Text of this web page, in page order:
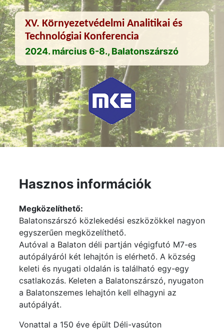
XV. Környezetvédelmi Analitikai és
Technológiai Konferencia
2024. március 6-8., Balatonszárszó
Hasznos információk
Megközelíthető:
Balatonszárszó közlekedési eszközökkel nagyon
egyszerűen megközelíthető.
Autóval a Balaton déli partján végigfutó M7-es
autópályáról két lehajtón is elérhető. A község
keleti és nyugati oldalán is található egy-egy
csatlakozás. Keleten a Balatonszárszó, nyugaton
a Balatonszemes lehajtón kell elhagyni az
autópályát.
Vonattal a 150 éve épült Déli-vasúton